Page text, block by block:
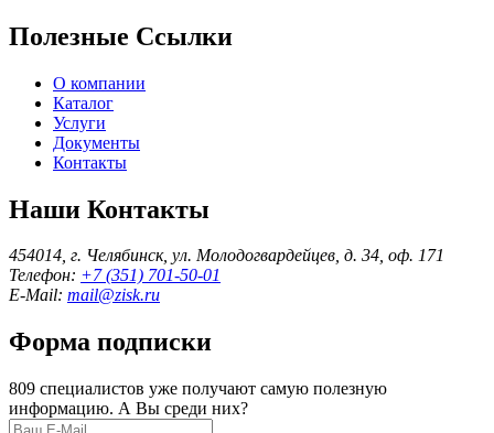
Полезные Ссылки
О компании
Каталог
Услуги
Документы
Контакты
Наши Контакты
454014, г. Челябинск, ул. Молодогвардейцев, д. 34, оф. 171
Телефон: +7 (351) 701-50-01
E-Mail: mail@zisk.ru
Форма подписки
809 специалистов уже получают самую полезную
информацию. А Вы среди них?